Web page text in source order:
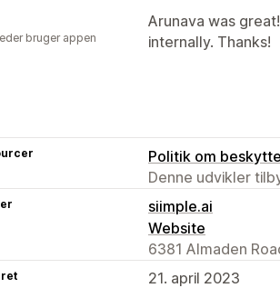
Arunava was
internally. Thanks!
bruger appen
Politik om
Denne udvikler
siimple.ai
Website
6381 Almaden
21. april 2023